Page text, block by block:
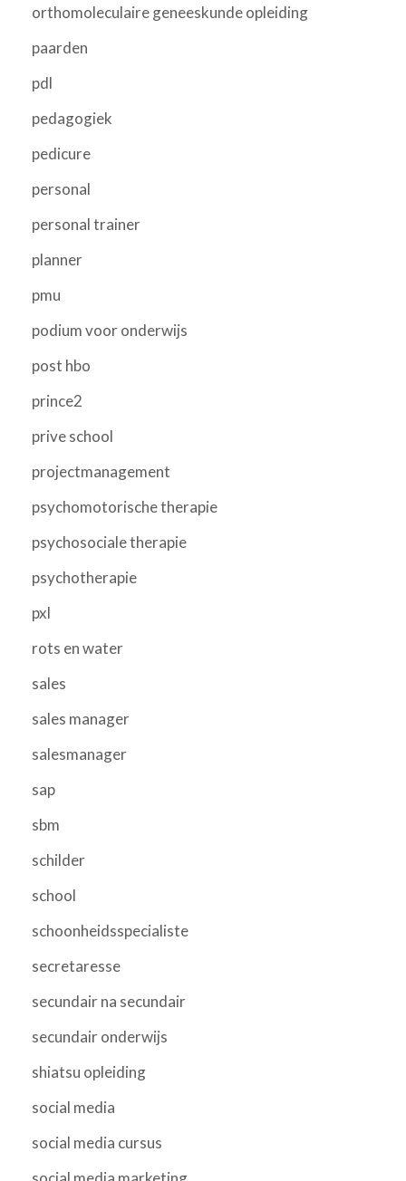
orthomoleculaire geneeskunde opleiding
paarden
pdl
pedagogiek
pedicure
personal
personal trainer
planner
pmu
podium voor onderwijs
post hbo
prince2
prive school
projectmanagement
psychomotorische therapie
psychosociale therapie
psychotherapie
pxl
rots en water
sales
sales manager
salesmanager
sap
sbm
schilder
school
schoonheidsspecialiste
secretaresse
secundair na secundair
secundair onderwijs
shiatsu opleiding
social media
social media cursus